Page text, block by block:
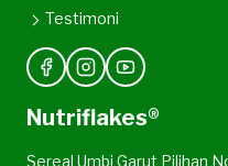
Testimoni
Nutriflakes®
Sereal Umbi Garut Pilihan